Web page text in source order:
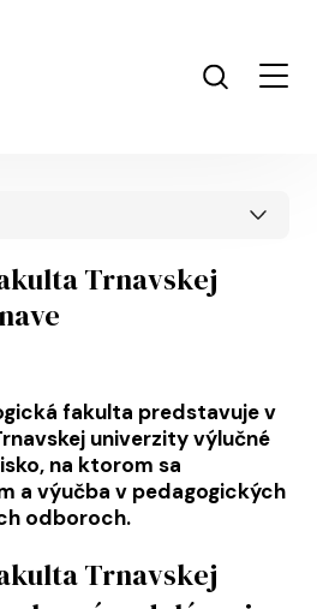
Trnavskej
fakulta predstavuje v
univerzity výlučné
na ktorom sa
a výučba v pedagogických
odboroch.
Trnavskej